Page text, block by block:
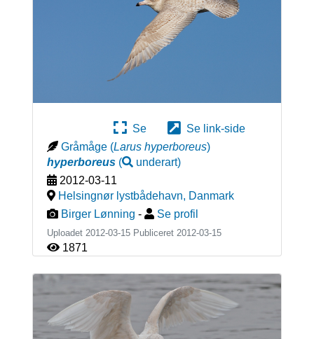
Se
Se link-side
Gråmåge (Larus hyperboreus)
hyperboreus( underart)
2012-03-11
Helsingnør lystbådehavn, Danmark
Birger Lønning - Se profil
Uploadet 2012-03-15 Publiceret 2012-03-15
1871